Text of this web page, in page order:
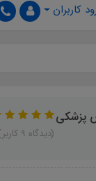
کاربران
پزشکی
(دیدگاه 9 کاربر)